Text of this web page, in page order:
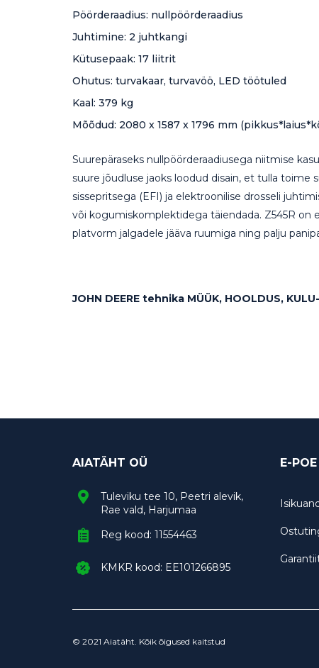
Pöörderaadius: nullpöörderaadius
Juhtimine: 2 juhtkangi
Kütusepaak: 17 liitrit
Ohutus: turvakaar, turvavöö, LED töötuled
Kaal: 379 kg
Mõõdud: 2080 x 1587 x 1796 mm
Suurepäraseks nullpöörderaadiusega niitmise
suure jõudluse jaoks loodud disain, et tulla toime
sissepritsega (EFI) ja elektroonilise drosseli
või kogumiskomplektidega täiendada. Z545R on
platvorm jalgadele jääva ruumiga ning palju
JOHN DEERE tehnika MÜÜK, HOOLDUS,
AIATÄHT OÜ
Tuleviku tee 10, Peetri alevik,
Rae vald, Harjumaa
Reg kood: 11554463
KMKR kood: EE101266895
E-
© 2021 Aiatäht. Kõik õigused kaitstud